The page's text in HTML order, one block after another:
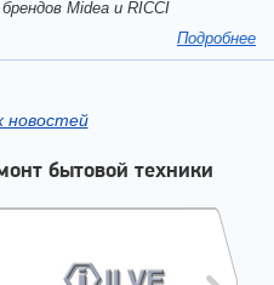
брендов Midea и RICCI
Подробнее
новостей
бытовой техники